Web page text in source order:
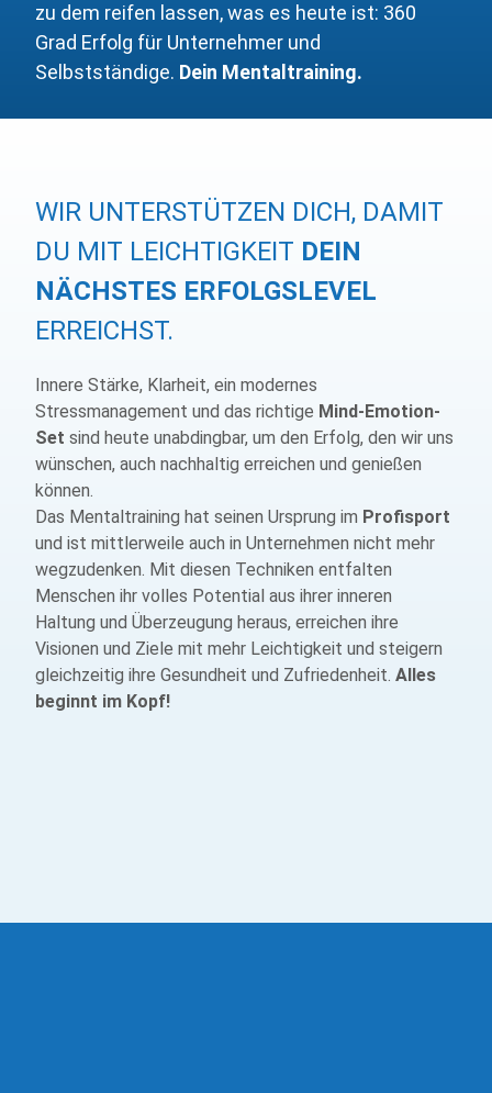
zu dem reifen lassen, was es heute ist: 360
Grad Erfolg für Unternehmer und
Selbstständige. Dein Mentaltraining.
WIR UNTERSTÜTZEN DICH, DAMIT
DU MIT LEICHTIGKEIT DEIN
NÄCHSTES ERFOLGSLEVEL
ERREICHST.
Innere Stärke, Klarheit, ein modernes
Stressmanagement und das richtige Mind-Emotion-
Set sind heute unabdingbar, um den Erfolg, den wir uns
wünschen, auch nachhaltig erreichen und genießen
können.
Das Mentaltraining hat seinen Ursprung im Profisport
und ist mittlerweile auch in Unternehmen nicht mehr
wegzudenken. Mit diesen Techniken entfalten
Menschen ihr volles Potential aus ihrer inneren
Haltung und Überzeugung heraus, erreichen ihre
Visionen und Ziele mit mehr Leichtigkeit und steigern
gleichzeitig ihre Gesundheit und Zufriedenheit.Alles
beginnt im Kopf!